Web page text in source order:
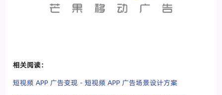
相关阅读：
短视频 APP 广告变现 - 短视频 APP 广告场景设计方案